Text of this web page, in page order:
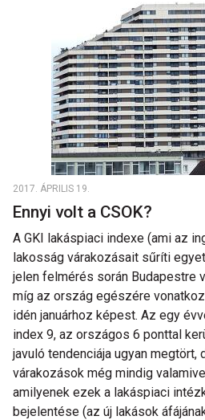
2017. ÁPRILIS 19.
Ennyi volt a CSOK?
A GKI lakáspiaci indexe (ami az
lakosság várakozásait sűríti
jelen felmérés során Budapestre
míg az ország egészére
idén januárhoz képest. Az egy
index 9, az országos 6 ponttal
javuló tendenciája ugyan megtört,
várakozások még mindig
amilyenek ezek a lakáspiaci
bejelentése (az új lakások